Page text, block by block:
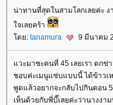
น่าทานที่สุดในสามโลกเลยค่ะ
จเลยคร้า
ดย: tanamura 9 มีนาคม
วะมาซะคนที่ 45 เลยเรา ตกข่า
ชอบค่ะเมนูแซ่บแบบนี้ ได้ข้าว
พูดแล้วอยากจะกลับไปกินตอน
เห็นด้วยกับพี่บี๊เลยค่ะว่านางงา